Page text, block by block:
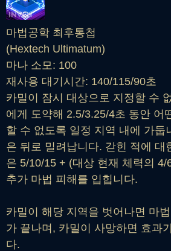
마법공학 최후통첩
(Hextech Ultimatum)
마나 소모: 100
재사용 대기시간: 140/115/90초
카밀이 잠시 대상으로 지정할 수
에게 도약해 2.5/3.25/4초 동안 어
할 수 없도록 일정 지역 내에 가둡
은 뒤로 밀려납니다. 갇힌 적에 대
은 5/10/15 + (대상 현재 체력의 4/
추가 마법 피해를 입힙니다.
카밀이 해당 지역을 벗어나면 마
가 끝나며, 카밀이 사망하면 효과
다.